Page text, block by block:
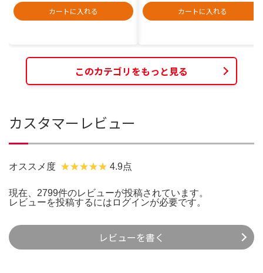
カートに入れる
カートに入れる
このカテゴリをもっと見る
カスタマーレビュー
オススメ度 4.9点
現在、2799件のレビューが投稿されています。
レビューを投稿するには ログインが必要です。
レビューを書く